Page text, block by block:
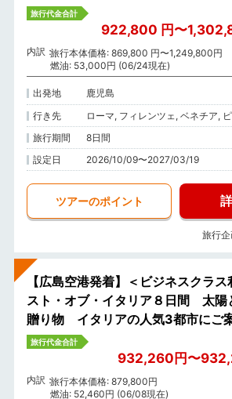
旅行代金合計
922,800 円〜
内訳 旅行本体価格: 869,800 円〜1,249,800円
燃油: 53,000円 (06/24現在)
出発地
鹿児島
行き先
ローマ, フィレンツェ, ベネチア,
旅行期間
8日間
設定日
2026/10/09〜2027/03/19
ツアーのポイント
旅行
【広島空港発着】＜ビジネスクラ
スト・オブ・イタリア８日間 太陽
贈り物 イタリアの人気3都市にご
旅行代金合計
932,260円〜
内訳 旅行本体価格: 879,800円
燃油: 52,460円 (06/08現在)